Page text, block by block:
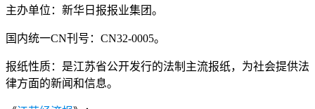
主办单位：新华日报报业集团。
国内统一CN刊号：CN32-0005。
报纸性质：是江苏省公开发行的法制主流报纸，为社会提供法
律方面的新闻和信息。